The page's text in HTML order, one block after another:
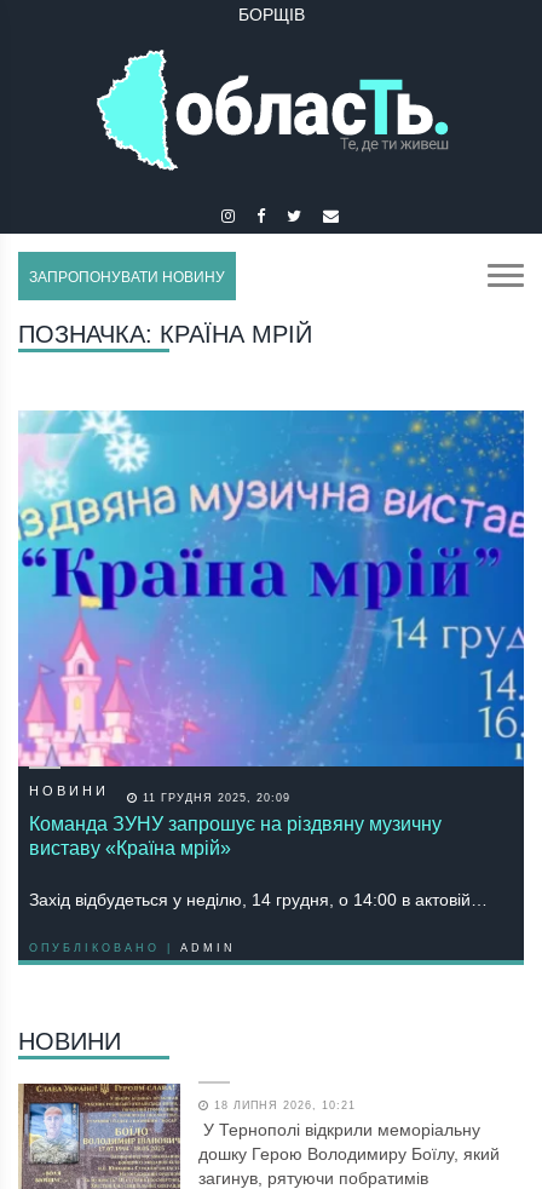
БОРЩІВ
ЗАПРОПОНУВАТИ НОВИНУ
ПОЗНАЧКА: КРАЇНА МРІЙ
НОВИНИ 11 ГРУДНЯ 2025, 20:09
Команда ЗУНУ запрошує на різдвяну музичну
виставу «Країна мрій»
Захід відбудеться у неділю, 14 грудня, о 14:00 в актовій…
ОПУБЛІКОВАНО | ADMIN
НОВИНИ
18 ЛИПНЯ 2026, 10:21
У Тернополі відкрили меморіальну
дошку Герою Володимиру Боїлу, який
загинув, рятуючи побратимів